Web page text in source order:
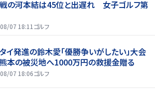
の河本結は45位と出遅れ 女子ゴルフ第
07 18:11 ゴルフ
イ発進の鈴木愛「優勝争いがしたい」大会
本の被災地へ1000万円の救援金贈る
07 18:06ゴルフ